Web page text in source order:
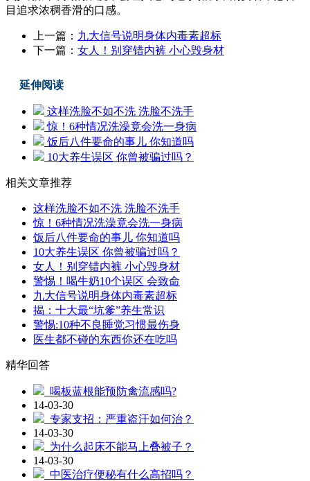
目追求浓稠香滑的口感。
上一篇： 九大信号说明身体内毒素超标
下一篇： 女人！别穿错内裤 小心毁身材
延伸阅读
这样洗脸不如不洗 洗脸不洗手
惊！6种情况洗澡竟会洗一身病
饭后八件要命的事儿 你知道吗
10大养生误区 你曾被骗过吗？
相关文章推荐
这样洗脸不如不洗 洗脸不洗手
惊！6种情况洗澡竟会洗一身病
饭后八件要命的事儿 你知道吗
10大养生误区 你曾被骗过吗？
女人！别穿错内裤 小心毁身材
警惕！喝牛奶10个误区 会致命
九大信号说明身体内毒素超标
揭：十大最“坑爹”养生常识
警惕:10种不良睡觉习惯最伤身
医生都不碰的东西你还在吃吗
精华回答
喝板蓝根能预防禽流感吗?
14-03-30
专家支招：严重盗汗如何治？
14-03-30
为什么起床不能马上叠被子？
14-03-30
中医治疗便秘有什么高招吗？